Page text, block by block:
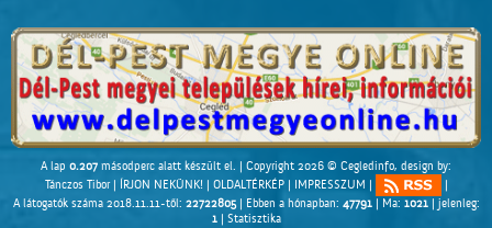
A lap 0.207 másodperc alatt készült el. | Copyright 2026 © Cegledinfo, design by:
Tánczos Tibor| ÍRJON NEKÜNK!| OLDALTÉRKÉP| IMPRESSZUM |
|
A látogatók száma 2018.11.11-től: 22722805| Ebben a hónapban: 47791| Ma: 1021| jelenleg:
1| Statisztika